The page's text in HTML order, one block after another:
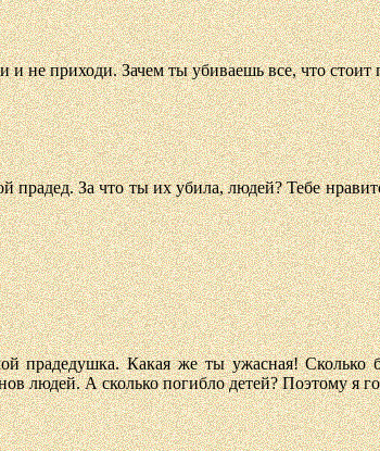
не приходи. Зачем ты убиваешь все, что стоит
За что ты их убила, людей? Тебе
прадедушка. Какая же ты ужасная!
людей. А сколько погибло детей? Поэтому я